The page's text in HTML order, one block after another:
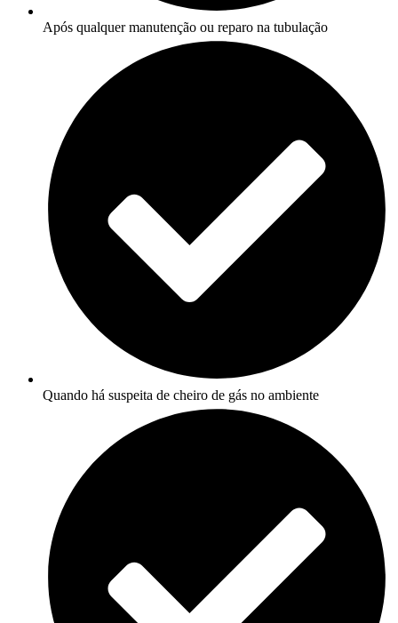
Após qualquer manutenção ou reparo na tubulação
Quando há suspeita de cheiro de gás no ambiente